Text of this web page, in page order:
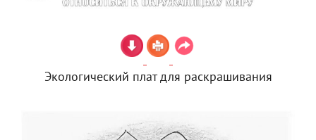
Экологический плат для раскрашивания